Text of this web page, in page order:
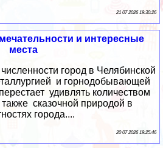
21 07 2026 19:30:26
и интересные
места
город в Челябинской
и горнодобывающей
удивлять количеством
сказочной природой в
города....
20 07 2026 19:25:46